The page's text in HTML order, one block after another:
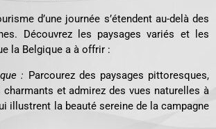
d’une journée s’étendent au-delà des
Découvrez les paysages variés et les
la Belgique a à offrir :
: Parcourez des paysages pittoresques,
et admirez des vues naturelles à
illustrent la beauté sereine de la campagne